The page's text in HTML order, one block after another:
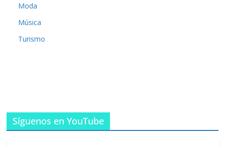
Moda
Música
Turismo
Síguenos en YouTube